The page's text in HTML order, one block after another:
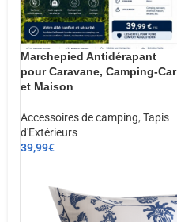
Marchepied Antidérapant
pour Caravane, Camping-Car
et Maison
Accessoires de camping, Tapis
d'Extérieurs
39,99€